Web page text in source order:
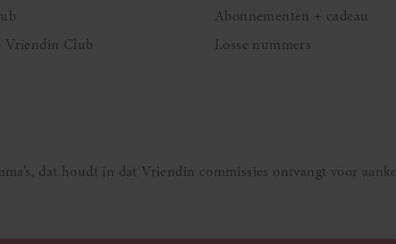
Vriendin Club
Abonnementen + cadeau
Losse nummers
dat houdt in dat Vriendin commissies ontvangt voor